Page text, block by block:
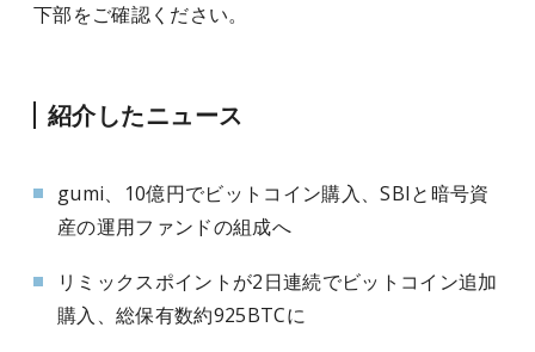
下部をご確認ください。
紹介したニュース
gumi、10億円でビットコイン購入、SBIと暗号資
産の運用ファンドの組成へ
リミックスポイントが2日連続でビットコイン追加
購入、総保有数約925BTCに